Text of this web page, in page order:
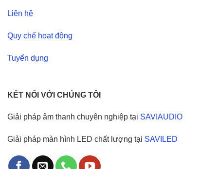
Liên hệ
Quy chế hoạt động
Tuyển dụng
KẾT NỐI VỚI CHÚNG TÔI
Giải pháp âm thanh chuyên nghiệp tại SAVIAUDIO
Giải pháp màn hình LED chất lượng tại SAVILED